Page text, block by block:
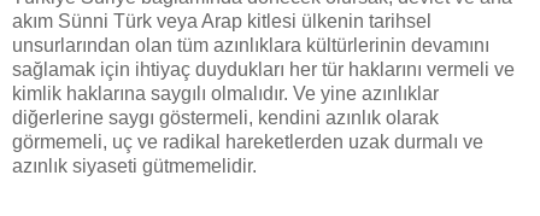
akım Sünni Türk veya Arap kitlesi ülkenin tarihsel
unsurlarından olan tüm azınlıklara kültürlerinin devamını
sağlamak için ihtiyaç duydukları her tür haklarını vermeli ve
kimlik haklarına saygılı olmalıdır. Ve yine azınlıklar
diğerlerine saygı göstermeli, kendini azınlık olarak
görmemeli, uç ve radikal hareketlerden uzak durmalı ve
azınlık siyaseti gütmemelidir.